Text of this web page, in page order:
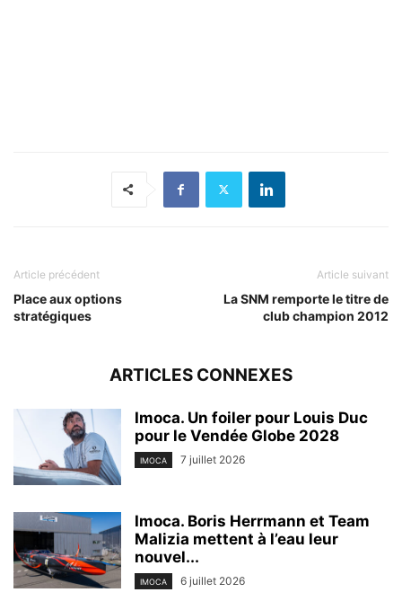
Article précédent
Place aux options
stratégiques
Article suivant
La SNM remporte le titre de
club champion 2012
ARTICLES CONNEXES
Imoca. Un foiler pour Louis Duc
pour le Vendée Globe 2028
IMOCA 7 juillet 2026
Imoca. Boris Herrmann et Team
Malizia mettent à l’eau leur
nouvel...
IMOCA 6 juillet 2026